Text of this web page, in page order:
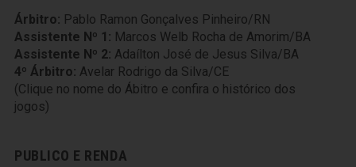
Árbitro: Pablo Ramon Gonçalves Pinheiro/RN
Assistente Nº 1: Marcos Welb Rocha de Amorim/BA
Assistente Nº 2: Adaílton José de Jesus Silva/BA
4º Árbitro: Avelar Rodrigo da Silva/CE
(Clique no nome do Ábitro e confira o histórico dos
jogos)
PUBLICO E RENDA